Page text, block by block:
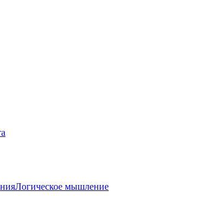
Логическое мышление